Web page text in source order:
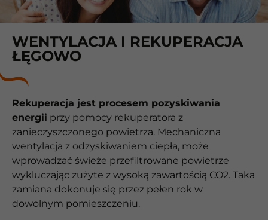
WENTYLACJA I REKUPERACJA
ŁĘGOWO
Rekuperacja jest procesem pozyskiwania
energii przy pomocy rekuperatora z
zanieczyszczonego powietrza. Mechaniczna
wentylacja z odzyskiwaniem ciepła, może
wprowadzać świeże przefiltrowane powietrze
wykluczając zużyte z wysoką zawartością CO2. Taka
zamiana dokonuje się przez pełen rok w
dowolnym pomieszczeniu.